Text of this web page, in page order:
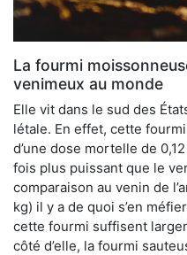
La fourmi
venimeux au monde
Elle vit dans le sud des
létale. En effet, cette
d’une dose mortelle de
fois plus puissant que le
comparaison au venin de
kg) il y a de quoi s’en
cette fourmi suffisent
côté d’elle, la fourmi